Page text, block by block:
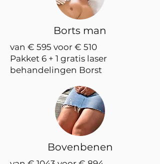
Borts man
van € 595 voor € 510
Pakket 6 + 1 gratis laser
behandelingen Borst
Bovenbenen